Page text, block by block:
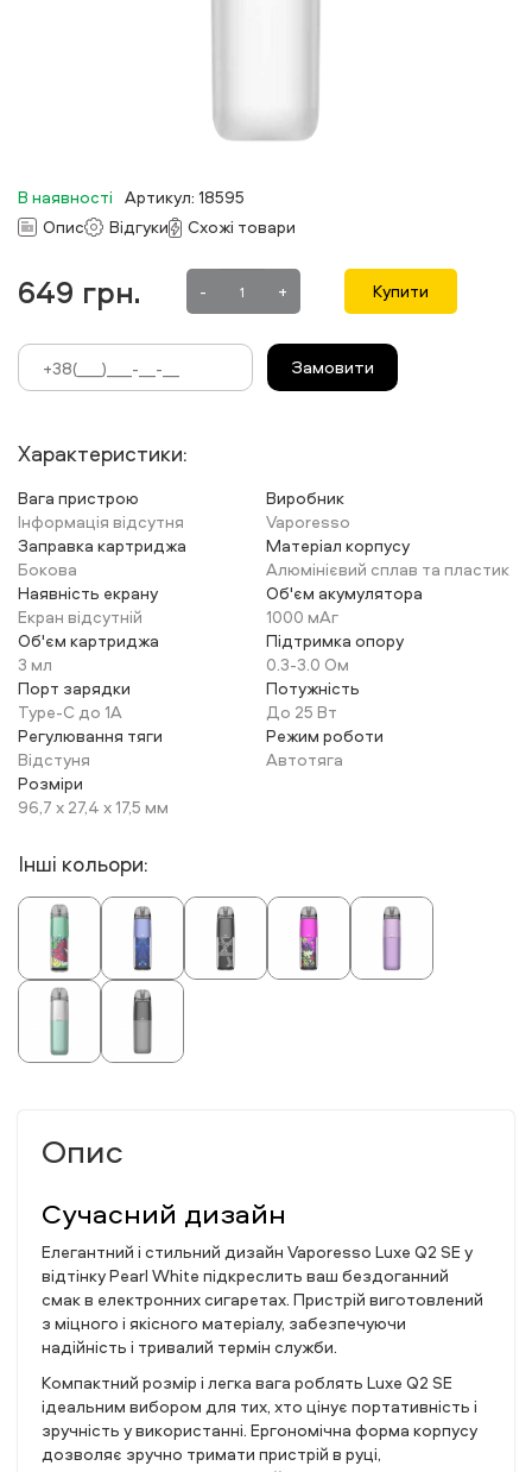
В наявності Артикул: 18595
Опис
Відгуки Схожі товари
649 грн. - + Купити
Замовити
Характеристики:
Вага пристрою
Інформація відсутня
Виробник
Vaporesso
Заправка картриджа
Бокова
Матеріал корпусу
Алюмінієвий сплав та пластик
Наявність екрану
Екран відсутній
Об'єм акумулятора
1000 мАг
Об'єм картриджа
3 мл
Підтримка опору
0.3-3.0 Ом
Порт зарядки
Type-C до 1А
Потужність
До 25 Вт
Регулювання тяги
Відстуня
Режим роботи
Автотяга
Розміри
96,7 х 27,4 х 17,5 мм
Інші кольори:
Опис
Сучасний дизайн
Елегантний і стильний дизайн Vaporesso Luxe Q2 SE у
відтінку Pearl White підкреслить ваш бездоганний
смак в електронних сигаретах. Пристрій виготовлений
з міцного і якісного матеріалу, забезпечуючи
надійність і тривалий термін служби.
Компактний розмір і легка вага роблять Luxe Q2 SE
ідеальним вибором для тих, хто цінує портативність і
зручність у використанні. Ергономічна форма корпусу
дозволяє зручно тримати пристрій в руці,